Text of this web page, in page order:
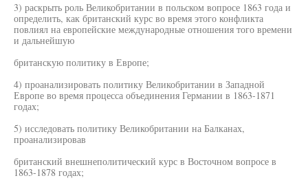
3) раскрыть роль Великобритании в польском вопросе 1863 года и
определить, как британский курс во время этого конфликта
повлиял на европейские международные отношения того времени
и дальнейшую
британскую политику в Европе;
4) проанализировать политику Великобритании в Западной
Европе во время процесса объединения Германии в 1863-1871
годах;
5) исследовать политику Великобритании на Балканах,
проанализировав
британский внешнеполитический курс в Восточном вопросе в
1863-1878 годах;